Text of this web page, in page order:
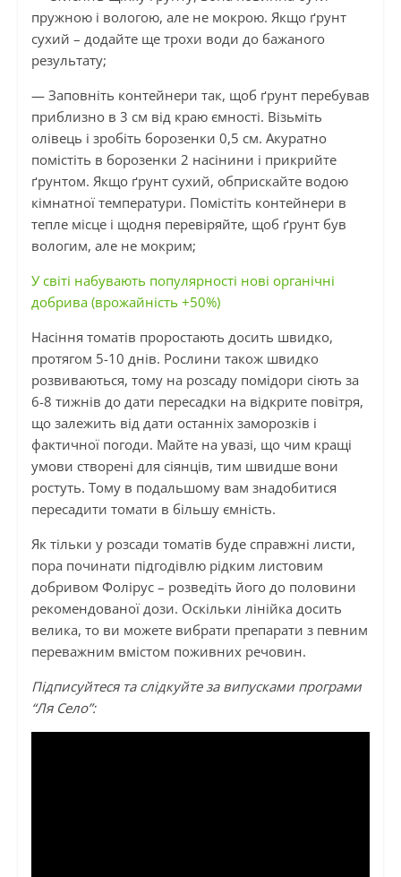
пружною і вологою, але не мокрою. Якщо ґрунт
сухий – додайте ще трохи води до бажаного
результату;
— Заповніть контейнери так, щоб ґрунт перебував
приблизно в 3 см від краю ємності. Візьміть
олівець і зробіть борозенки 0,5 см. Акуратно
помістіть в борозенки 2 насінини і прикрийте
ґрунтом. Якщо ґрунт сухий, обприскайте водою
кімнатної температури. Помістіть контейнери в
тепле місце і щодня перевіряйте, щоб ґрунт був
вологим, але не мокрим;
У світі набувають популярності нові органічні
добрива (врожайність +50%)
Насіння томатів проростають досить швидко,
протягом 5-10 днів. Рослини також швидко
розвиваються, тому на розсаду помідори сіють за
6-8 тижнів до дати пересадки на відкрите повітря,
що залежить від дати останніх заморозків і
фактичної погоди. Майте на увазі, що чим кращі
умови створені для сіянців, тим швидше вони
ростуть. Тому в подальшому вам знадобитися
пересадити томати в більшу ємність.
Як тільки у розсади томатів буде справжні листи,
пора починати підгодівлю рідким листовим
добривом Фолірус – розведіть його до половини
рекомендованої дози. Оскільки лінійка досить
велика, то ви можете вибрати препарати з певним
переважним вмістом поживних речовин.
Підписуйтеся та слідкуйте за випусками програми
“Ля Село”: